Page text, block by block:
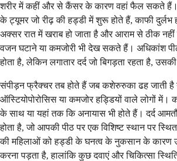
शरीर में कहीं और से कैंसर के कारण वहां फैल सकते हैं।
के ट्यूमर जो रीढ़ की हड्डी में शुरू होते हैं, काफी दुर्लभ
अक्सर रात में खराब हो जाता है और आराम से ठीक
वजन घटाने या कमजोरी भी देख सकते हैं। अधिकांश
होता है, लेकिन लगातार दर्द जो बिगड़ता रहता है,
संपीड़न फ्रैक्चर तब होते हैं जब कशेरुरुका ढह जाती है
ऑस्टियोपोरोसिस या कमजोर हड्डियों वाले लोगों
के साथ या यहां तक कि अनायास भी होते हैं। दर्द
होता है, जो आपकी पीठ पर एक विशिष्ट स्थान पर
की महिलाओं को हड्डी के घनत्व के नुकसान के कारण
करना पड़ता है, हालांकि कुछ दवाएं और चिकित्सा